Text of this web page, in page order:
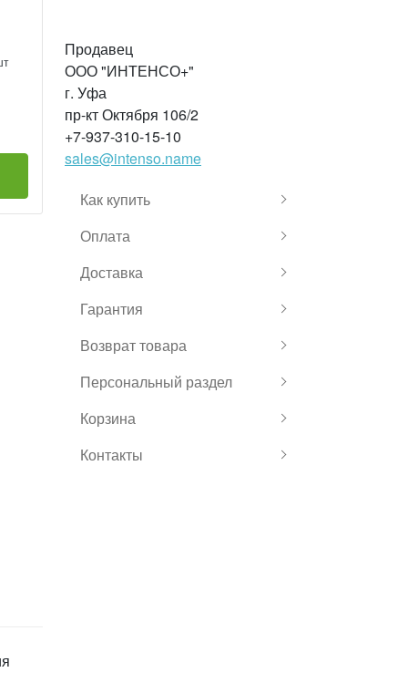
Продавец
ООО "ИНТЕНСО+"
г. Уфа
пр-кт Октября 106/2
+7-937-310-15-10
sales@intenso.name
Как купить
Оплата
Доставка
Гарантия
Возврат товара
Персональный раздел
Корзина
Контакты